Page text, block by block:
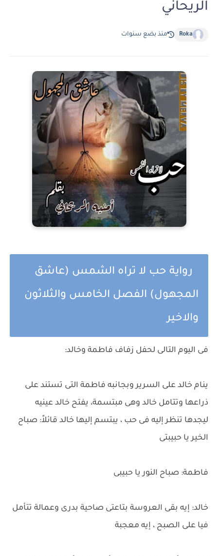
الريحاني
Roka منذ بضع سنوات
رواية حب لا تراه الشمس (عاشق
المجهول) الفصل الخامس والثلاثون
والاخير
فى اليوم التالى لحفل زفاف فاطمة وخالد:
ينام خالد على السرير وبجانبه فاطمة التى تستند على
ذراعها وتتامل خالد وهى مبتسمة، يفتح خالد عينيه
ليجدها تنظر إليه فى حب ، يبتسم إليها خالد قائلاً: صباح
الخير يا حبيبتى
فاطمة: صباح النور يا حبيبى
خالد: إيه بقى العروسة بتاعتى صاحية بدرى وعمالة تتأمل
فيا على الصبح ، إيه معجبة